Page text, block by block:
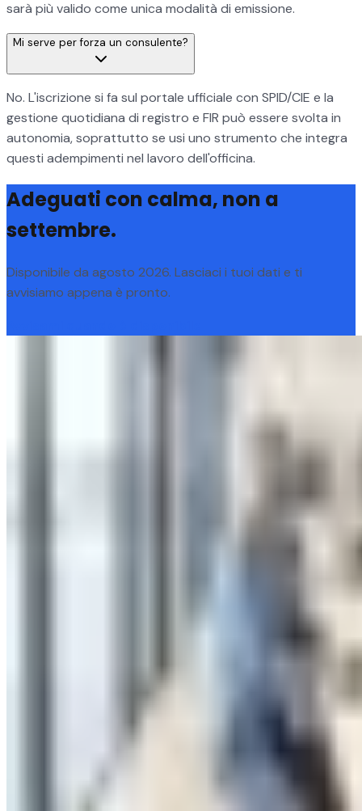
sarà più valido come unica modalità di emissione.
Mi serve per forza un consulente?
No. L'iscrizione si fa sul portale ufficiale con SPID/CIE e la
gestione quotidiana di registro e FIR può essere svolta in
autonomia, soprattutto se usi uno strumento che integra
questi adempimenti nel lavoro dell'officina.
Adeguati con calma, non a
settembre.
Disponibile da agosto 2026. Lasciaci i tuoi dati e ti
avvisiamo appena è pronto.